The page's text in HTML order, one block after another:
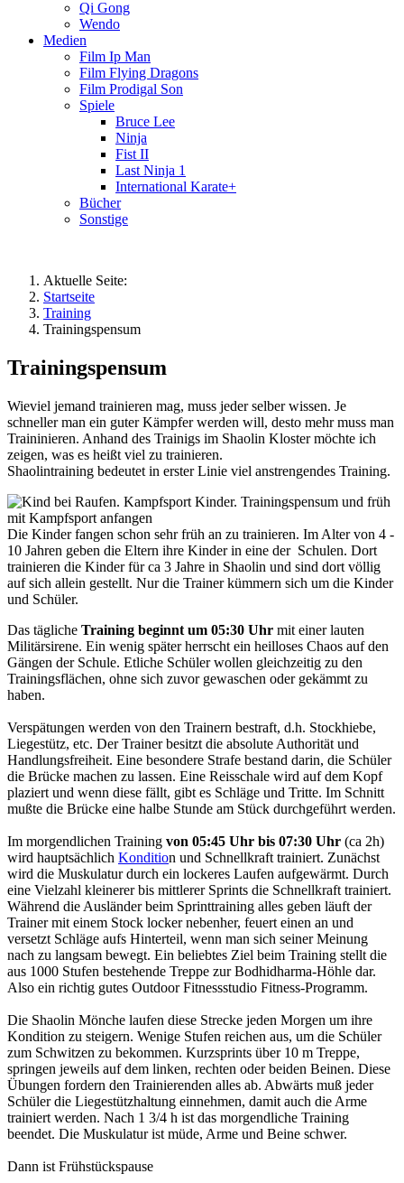
Qi Gong
Wendo
Medien
Film Ip Man
Film Flying Dragons
Film Prodigal Son
Spiele
Bruce Lee
Ninja
Fist II
Last Ninja 1
International Karate+
Bücher
Sonstige
Aktuelle Seite:
Startseite
Training
Trainingspensum
Trainingspensum
Wieviel jemand trainieren mag, muss jeder selber wissen. Je
schneller man ein guter Kämpfer werden will, desto mehr muss man
Traininieren. Anhand des Trainigs im Shaolin Kloster möchte ich
zeigen, was es heißt viel zu trainieren.
Shaolintraining bedeutet in erster Linie viel anstrengendes Training.
Die Kinder fangen schon sehr früh an zu trainieren. Im Alter von 4 -
10 Jahren geben die Eltern ihre Kinder in eine der Schulen. Dort
trainieren die Kinder für ca 3 Jahre in Shaolin und sind dort völlig
auf sich allein gestellt. Nur die Trainer kümmern sich um die Kinder
und Schüler.
Das tägliche Training beginnt um 05:30 Uhr mit einer lauten
Militärsirene. Ein wenig später herrscht ein heilloses Chaos auf den
Gängen der Schule. Etliche Schüler wollen gleichzeitig zu den
Trainingsflächen, ohne sich zuvor gewaschen oder gekämmt zu
haben.
Verspätungen werden von den Trainern bestraft, d.h. Stockhiebe,
Liegestütz, etc. Der Trainer besitzt die absolute Authorität und
Handlungsfreiheit. Eine besondere Strafe bestand darin, die Schüler
die Brücke machen zu lassen. Eine Reisschale wird auf dem Kopf
plaziert und wenn diese fällt, gibt es Schläge und Tritte. Im Schnitt
mußte die Brücke eine halbe Stunde am Stück durchgeführt werden.
Im morgendlichen Training von 05:45 Uhr bis 07:30 Uhr (ca 2h)
wird hauptsächlich Kondition und Schnellkraft trainiert. Zunächst
wird die Muskulatur durch ein lockeres Laufen aufgewärmt. Durch
eine Vielzahl kleinerer bis mittlerer Sprints die Schnellkraft trainiert.
Während die Ausländer beim Sprinttraining alles geben läuft der
Trainer mit einem Stock locker nebenher, feuert einen an und
versetzt Schläge aufs Hinterteil, wenn man sich seiner Meinung
nach zu langsam bewegt. Ein beliebtes Ziel beim Training stellt die
aus 1000 Stufen bestehende Treppe zur Bodhidharma-Höhle dar.
Also ein richtig gutes Outdoor Fitnessstudio Fitness-Programm.
Die Shaolin Mönche laufen diese Strecke jeden Morgen um ihre
Kondition zu steigern. Wenige Stufen reichen aus, um die Schüler
zum Schwitzen zu bekommen. Kurzsprints über 10 m Treppe,
springen jeweils auf dem linken, rechten oder beiden Beinen. Diese
Übungen fordern den Trainierenden alles ab. Abwärts muß jeder
Schüler die Liegestützhaltung einnehmen, damit auch die Arme
trainiert werden. Nach 1 3/4 h ist das morgendliche Training
beendet. Die Muskulatur ist müde, Arme und Beine schwer.
Dann ist Frühstückspause